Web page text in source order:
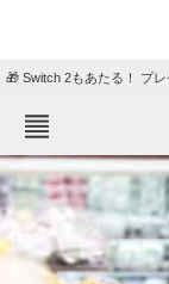
🎁 Switch 2もあたる！ プ
ねとらぼメニュー
TOP
エンタメ